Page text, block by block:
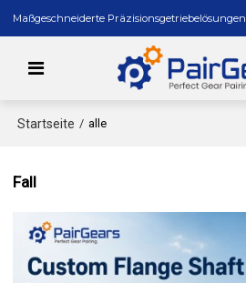
Maßgeschneiderte Präzisionsgetriebelösungen
Startseite / alle
Fall